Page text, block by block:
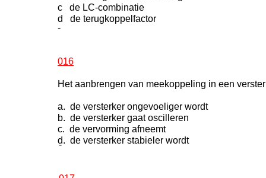
c de LC-combinatie
d de terugkoppelfactor
-
016
Het aanbrengen van meekoppeling in een
a. de versterker ongevoeliger wordt
b. de versterker gaat oscilleren
c. de vervorming afneemt
d. de versterker stabieler wordt
-